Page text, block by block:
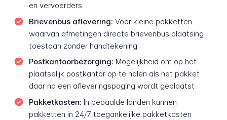
en vervoerders
Brievenbus aflevering: Voor kleine pakketten
waarvan afmetingen directe brievenbus plaatsing
toestaan zonder handtekening
Postkantoorbezorging: Mogelijkheid om op het
plaatselijk postkantor op te halen als het pakket
daar na een afleveringspoging wordt geplaatst
Pakketkasten: In bepaalde landen kunnen
pakketten in 24/7 toegankelijke pakketkasten